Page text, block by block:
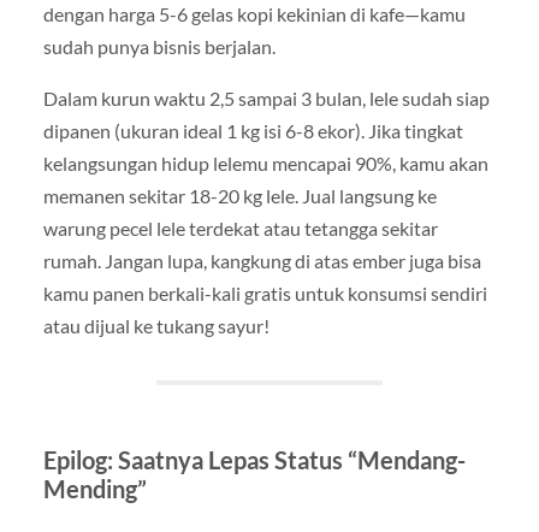
dengan harga 5-6 gelas kopi kekinian di kafe—kamu
sudah punya bisnis berjalan.
Dalam kurun waktu 2,5 sampai 3 bulan, lele sudah siap
dipanen (ukuran ideal 1 kg isi 6-8 ekor). Jika tingkat
kelangsungan hidup lelemu mencapai 90%, kamu akan
memanen sekitar 18-20 kg lele. Jual langsung ke
warung pecel lele terdekat atau tetangga sekitar
rumah. Jangan lupa, kangkung di atas ember juga bisa
kamu panen berkali-kali gratis untuk konsumsi sendiri
atau dijual ke tukang sayur!
Epilog: Saatnya Lepas Status “Mendang-
Mending”